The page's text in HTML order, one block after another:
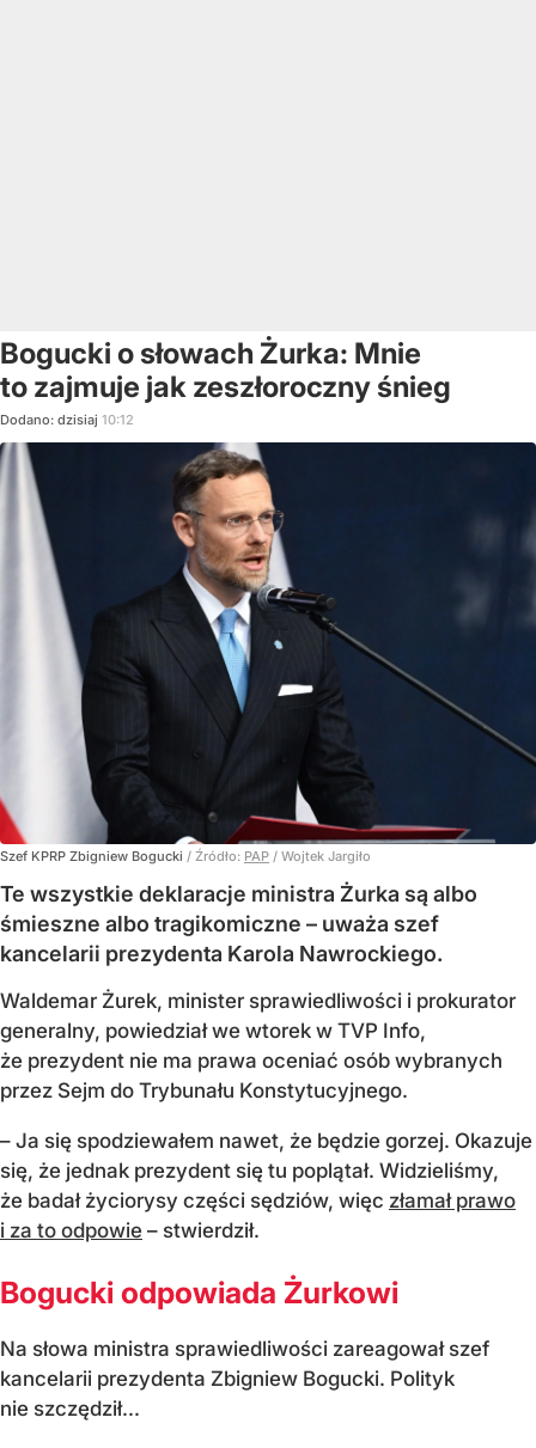
Bogucki o słowach Żurka: Mnie
to zajmuje jak zeszłoroczny śnieg
Dodano: dzisiaj 10:12
Szef KPRP Zbigniew Bogucki / Źródło: PAP / Wojtek Jargiło
Te wszystkie deklaracje ministra Żurka są albo
śmieszne albo tragikomiczne – uważa szef
kancelarii prezydenta Karola Nawrockiego.
Waldemar Żurek, minister sprawiedliwości i prokurator
generalny, powiedział we wtorek w TVP Info,
że prezydent nie ma prawa oceniać osób wybranych
przez Sejm do Trybunału Konstytucyjnego.
– Ja się spodziewałem nawet, że będzie gorzej. Okazuje
się, że jednak prezydent się tu poplątał. Widzieliśmy,
że badał życiorysy części sędziów, więc złamał prawo
i za to odpowie – stwierdził.
Bogucki odpowiada Żurkowi
Na słowa ministra sprawiedliwości zareagował szef
kancelarii prezydenta Zbigniew Bogucki. Polityk
nie szczędził...